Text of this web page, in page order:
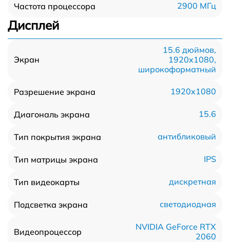
Частота процессора 2900 МГц
Дисплей
Экран
15.6 дюймов,
1920x1080,
широкоформатный
Разрешение экрана 1920x1080
Диагональ экрана 15.6
Тип покрытия экрана антибликовый
Тип матрицы экрана IPS
Тип видеокарты дискретная
Подсветка экрана светодиодная
Видеопроцессор
NVIDIA GeForce RTX
2060